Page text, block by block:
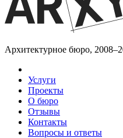
Архитектурное бюро,
Услуги
Проекты
О бюро
Отзывы
Контакты
Вопросы и ответы